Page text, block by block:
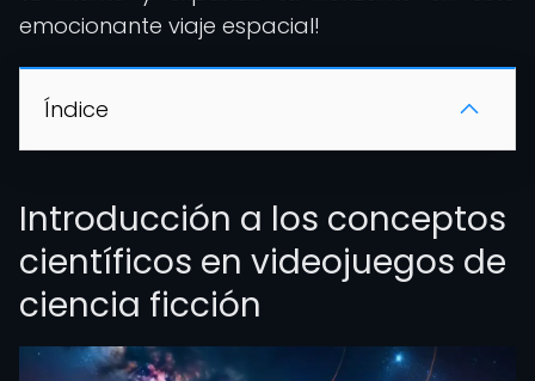
emocionante viaje espacial!
Índice
Introducción a los conceptos
científicos en videojuegos de
ciencia ficción